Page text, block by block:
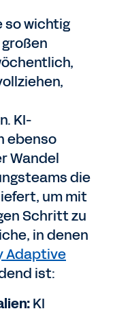
so wichtig
KI-
ebenso
Wandel
die
um mit
Schritt zu
in denen
Adaptive
ist:
KI